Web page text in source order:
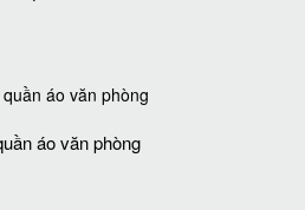
áo văn phòng